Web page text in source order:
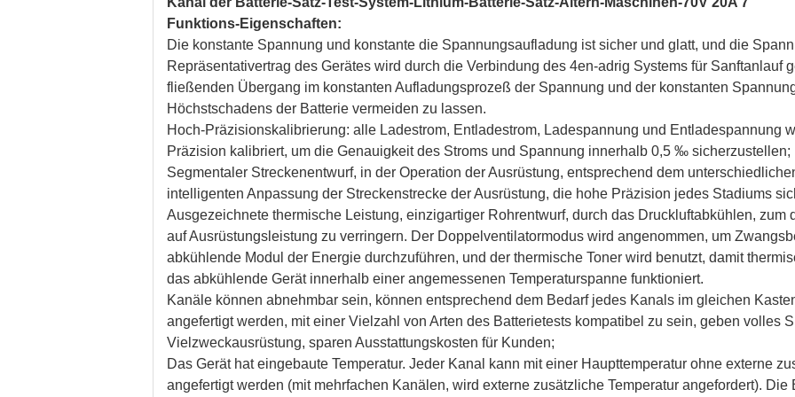
Funktions-Eigenschaften:
Die konstante Spannung und konstante die Spannungsaufladung ist sicher und glatt, und die
Repräsentativertrag des Gerätes wird durch die Verbindung des 4en-adrig Systems für Sanftanlauf
fließenden Übergang im konstanten Aufladungsprozeß der Spannung und der konstanten
Höchstschadens der Batterie vermeiden zu lassen.
Hoch-Präzisionskalibrierung: alle Ladestrom, Entladestrom, Ladespannung und Entladespannung
Präzision kalibriert, um die Genauigkeit des Stroms und Spannung innerhalb 0,5 ‰ sicherzustellen;
Segmentaler Streckenentwurf, in der Operation der Ausrüstung, entsprechend dem
intelligenten Anpassung der Streckenstrecke der Ausrüstung, die hohe Präzision jedes Stadiums
Ausgezeichnete thermische Leistung, einzigartiger Rohrentwurf, durch das Druckluftabkühlen, zum
auf Ausrüstungsleistung zu verringern. Der Doppelventilatormodus wird angenommen, um
abkühlende Modul der Energie durchzuführen, und der thermische Toner wird benutzt, damit
das abkühlende Gerät innerhalb einer angemessenen Temperaturspanne funktioniert.
Kanäle können abnehmbar sein, können entsprechend dem Bedarf jedes Kanals im gleichen
angefertigt werden, mit einer Vielzahl von Arten des Batterietests kompatibel zu sein, geben volles
Vielzweckausrüstung, sparen Ausstattungskosten für Kunden;
Das Gerät hat eingebaute Temperatur. Jeder Kanal kann mit einer Haupttemperatur ohne externe
angefertigt werden (mit mehrfachen Kanälen, wird externe zusätzliche Temperatur angefordert). Die